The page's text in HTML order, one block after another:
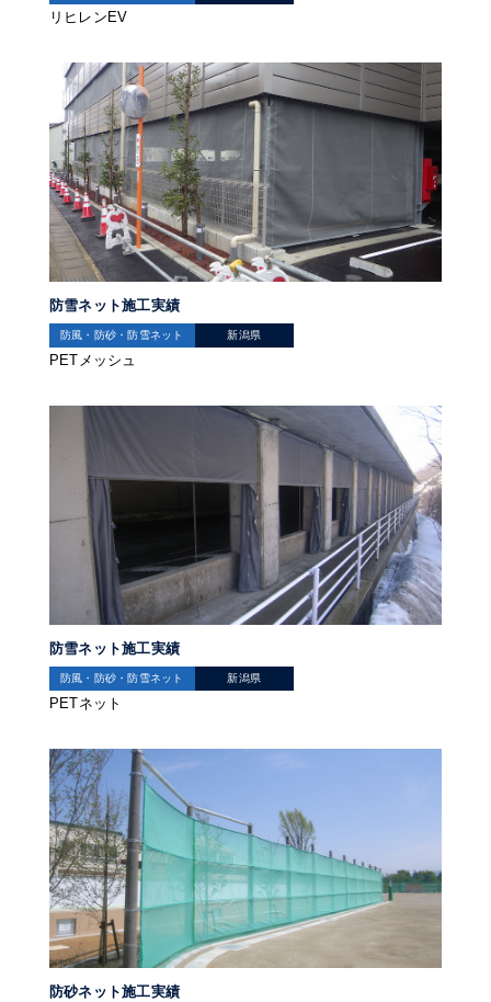
リヒレンEV
防雪ネット施工実績
防風・防砂・防雪ネット 新潟県
PETメッシュ
防雪ネット施工実績
防風・防砂・防雪ネット 新潟県
PETネット
防砂ネット施工実績